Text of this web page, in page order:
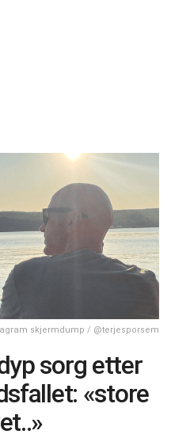
skjermdump / @terjesporsem
sorg etter
«store